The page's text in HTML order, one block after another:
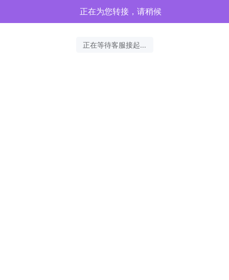
正在为您转接，请稍候
正在等待客服接起...